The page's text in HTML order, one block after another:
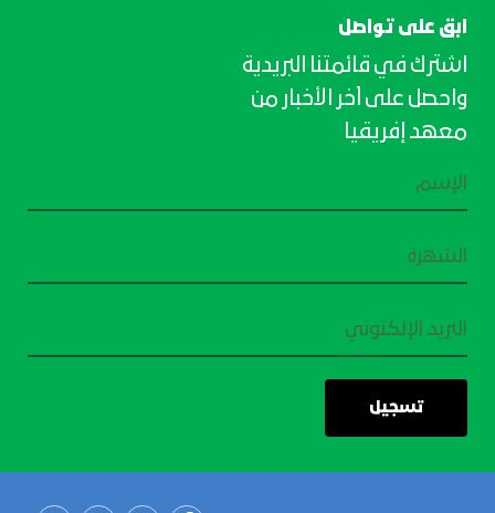
ابق على تواصل
اشترك في قائمتنا البريدية
واحصل على آخر الأخبار من
معهد إفريقيا